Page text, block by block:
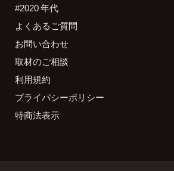
#2020 年代
よくあるご質問
お問い合わせ
取材のご相談
利用規約
プライバシーポリシー
特商法表示